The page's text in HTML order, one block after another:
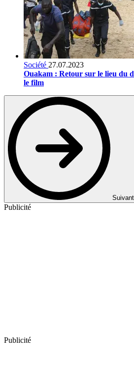
Société 27.07.2023
Ouakam : Retour sur le lieu du
le film
Suivant
Publicité
Publicité